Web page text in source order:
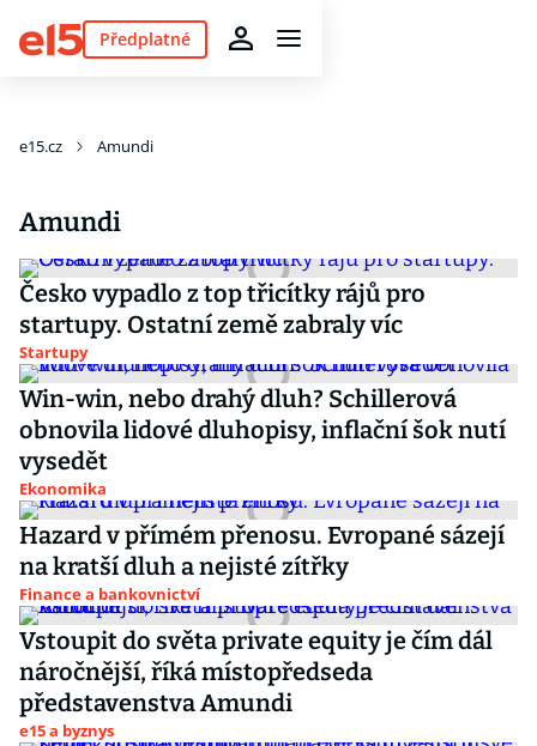
Předplatné
e15.cz Amundi
Amundi
Česko vypadlo z top třicítky rájů pro
startupy. Ostatní země zabraly víc
Startupy
Win-win, nebo drahý dluh? Schillerová
obnovila lidové dluhopisy, inflační šok nutí
vysedět
Ekonomika
Hazard v přímém přenosu. Evropané sázejí
na kratší dluh a nejisté zítřky
Finance a bankovnictví
Vstoupit do světa private equity je čím dál
náročnější, říká místopředseda
představenstva Amundi
e15 a byznys